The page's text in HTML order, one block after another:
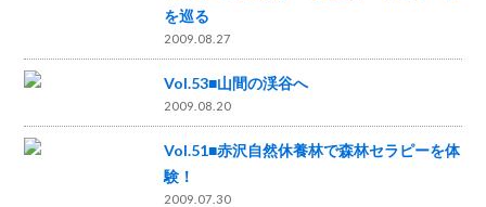
を巡る
2009.08.27
Vol.53■山間の渓谷へ
2009.08.20
Vol.51■赤沢自然休養林で森林セラピーを体
験！
2009.07.30